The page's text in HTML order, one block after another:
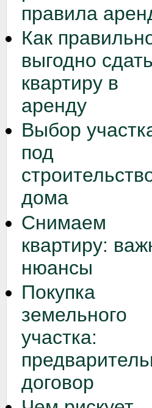
правила
Как
выгодно сдать
квартиру в
аренду
Выбор
под
дома
Снимаем
квартиру:
нюансы
Покупка
земельного
участка:
договор